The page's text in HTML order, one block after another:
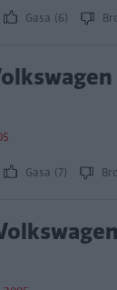
Gasa (6)
Gasa (7)